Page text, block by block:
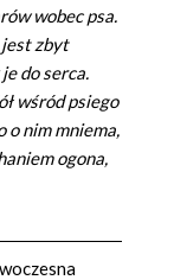
wobec psa.
zbyt
do serca.
wśród psiego
o nim mniema,
ogona,